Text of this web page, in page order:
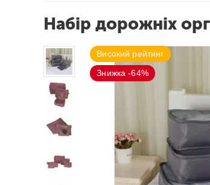
Набір дорожніх
Високий рейтинг
Знижка -64%